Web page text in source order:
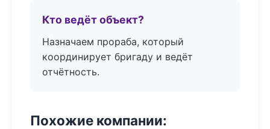
Кто ведёт объект?
Назначаем прораба, который
координирует бригаду и ведёт
отчётность.
Похожие компании: